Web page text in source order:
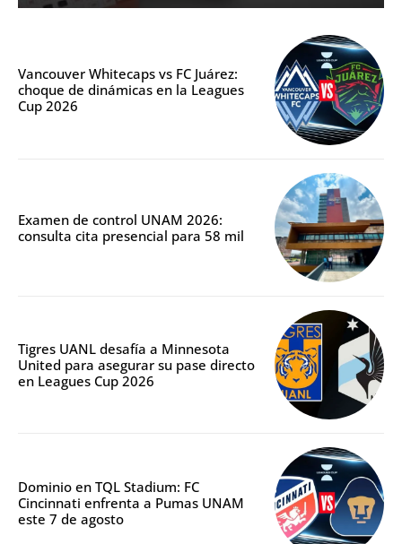
Vancouver Whitecaps vs FC Juárez:
choque de dinámicas en la Leagues
Cup 2026
Examen de control UNAM 2026:
consulta cita presencial para 58 mil
Tigres UANL desafía a Minnesota
United para asegurar su pase directo
en Leagues Cup 2026
Dominio en TQL Stadium: FC
Cincinnati enfrenta a Pumas UNAM
este 7 de agosto